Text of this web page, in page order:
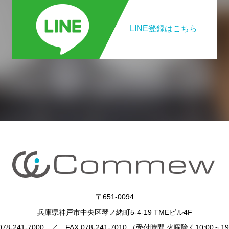
LINE登録はこちら
〒651-0094
兵庫県神戸市中央区琴ノ緒町5-4-19 TMEビル4F